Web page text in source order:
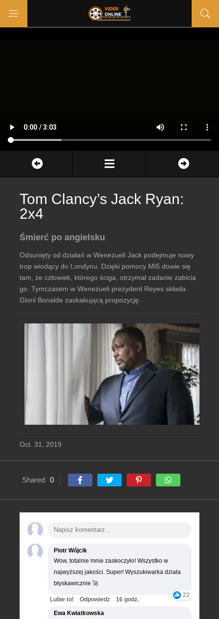
Tom Clancy’s Jack Ryan:
2x4
Śmierć po angielsku
Odsunięty od działań w Wenezueli Jack podejmuje nowy
trop wiodący do Londynu. Dzięki pomocy MI5 dowie się
tam, że człowiek, którego ściga, otrzymał zadanie zabicia
go. Tymczasem w Wenezueli prezydent Reyes składa
Glorii Bonalde zaskakującą propozycję.
Oct. 31, 2019
Shared 0
Piotr Wójcik
Wow, totalnie mnie zaskoczyło! Wszystko w
najwyższej jakości. Super! Wyszukiwarka działa
błyskawicznie 🚀
22
Lubie to! Odpowiedz
16 godz.
Ewa Kwiatkowska